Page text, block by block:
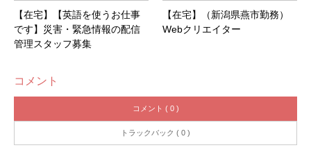
【在宅】【英語を使うお仕事
です】災害・緊急情報の配信
管理スタッフ募集
【在宅】（新潟県燕市勤務）
Webクリエイター
コメント
コメント ( 0 )
トラックバック ( 0 )